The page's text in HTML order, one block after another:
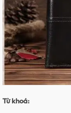
Từ khoá: